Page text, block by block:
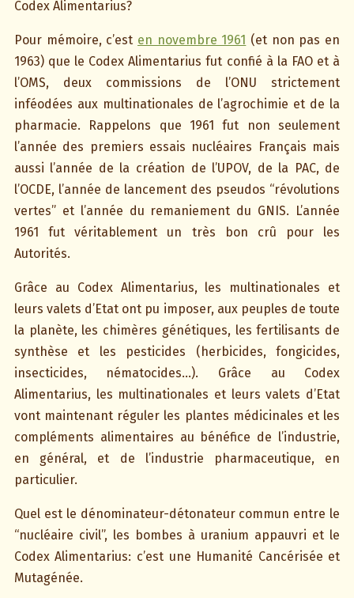
Codex Alimentarius?
Pour mémoire, c’est en novembre 1961 (et non pas en
1963) que le Codex Alimentarius fut confié à la FAO et à
l’OMS, deux commissions de l’ONU strictement
inféodées aux multinationales de l’agrochimie et de la
pharmacie. Rappelons que 1961 fut non seulement
l’année des premiers essais nucléaires Français mais
aussi l’année de la création de l’UPOV, de la PAC, de
l’OCDE, l’année de lancement des pseudos “révolutions
vertes” et l’année du remaniement du GNIS. L’année
1961 fut véritablement un très bon crû pour les
Autorités.
Grâce au Codex Alimentarius, les multinationales et
leurs valets d’Etat ont pu imposer, aux peuples de toute
la planète, les chimères génétiques, les fertilisants de
synthèse et les pesticides (herbicides, fongicides,
insecticides, nématocides…). Grâce au Codex
Alimentarius, les multinationales et leurs valets d’Etat
vont maintenant réguler les plantes médicinales et les
compléments alimentaires au bénéfice de l’industrie,
en général, et de l’industrie pharmaceutique, en
particulier.
Quel est le dénominateur-détonateur commun entre le
“nucléaire civil”, les bombes à uranium appauvri et le
Codex Alimentarius: c’est une Humanité Cancérisée et
Mutagénée.